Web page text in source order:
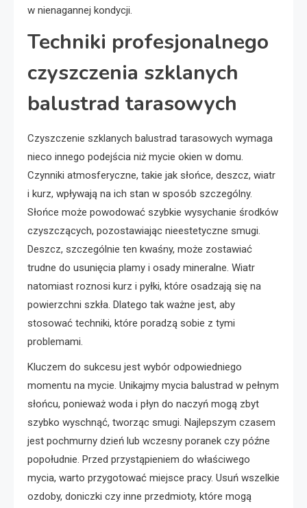
w nienagannej kondycji.
Techniki profesjonalnego
czyszczenia szklanych
balustrad tarasowych
Czyszczenie szklanych balustrad tarasowych wymaga
nieco innego podejścia niż mycie okien w domu.
Czynniki atmosferyczne, takie jak słońce, deszcz, wiatr
i kurz, wpływają na ich stan w sposób szczególny.
Słońce może powodować szybkie wysychanie środków
czyszczących, pozostawiając nieestetyczne smugi.
Deszcz, szczególnie ten kwaśny, może zostawiać
trudne do usunięcia plamy i osady mineralne. Wiatr
natomiast roznosi kurz i pyłki, które osadzają się na
powierzchni szkła. Dlatego tak ważne jest, aby
stosować techniki, które poradzą sobie z tymi
problemami.
Kluczem do sukcesu jest wybór odpowiedniego
momentu na mycie. Unikajmy mycia balustrad w pełnym
słońcu, ponieważ woda i płyn do naczyń mogą zbyt
szybko wyschnąć, tworząc smugi. Najlepszym czasem
jest pochmurny dzień lub wczesny poranek czy późne
popołudnie. Przed przystąpieniem do właściwego
mycia, warto przygotować miejsce pracy. Usuń wszelkie
ozdoby, doniczki czy inne przedmioty, które mogą